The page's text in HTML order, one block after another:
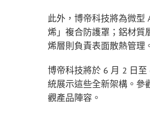
此外，博帝科技將為微型
烯」複合防護罩；鋁材質
烯層則負責表面散熱管理
博帝科技將於 6 月 2 日至
統展示這些全新架構。參
觀產品陣容。